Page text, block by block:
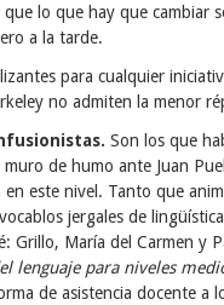
lo que hay que cambiar
a la tarde.
para cualquier
no admiten la menor
Son los que
muro de humo ante Juan
en este nivel. Tanto que
jergales de
Grillo, María del Carmen y
lenguaje para niveles
de asistencia docente a